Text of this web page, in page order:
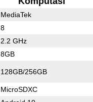
MediaTek
8
2.2 GHz
8GB
128GB/256GB
MicroSDXC